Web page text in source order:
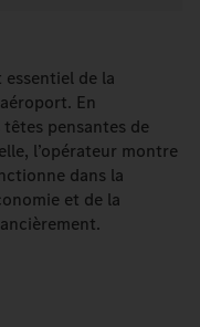
de la
En
pensantes de
l’opérateur montre
dans la
et de la